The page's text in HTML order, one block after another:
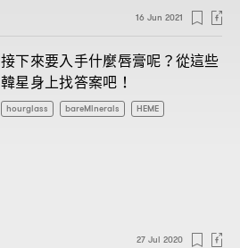
16 Jun 2021
接下來要入手什麼唇膏呢 ？從這些
韓星身上找答案吧 ！
hourglass bareMinerals HEME
27 Jul 2020